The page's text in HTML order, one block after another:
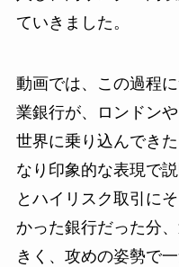
ていきました。
動画では、この過程
業銀行が、ロンドン
世界に乗り込んでき
なり印象的な表現で
とハイリスク取引に
かった銀行だった分
きく、攻めの姿勢で